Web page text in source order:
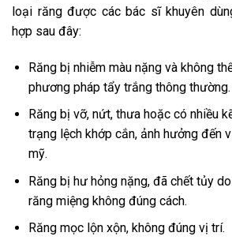
loại răng được các bác sĩ khuyên
hợp sau đây:
Răng bị nhiễm màu nặng và không
phương pháp tẩy trắng thông thường.
Răng bị vỡ, nứt, thưa hoặc có nhiều
trạng lệch khớp cắn, ảnh hưởng đến
mỹ.
Răng bị hư hỏng nặng, đã chết tủy
răng miệng không đúng cách.
Răng mọc lộn xộn, không đúng vị trí.